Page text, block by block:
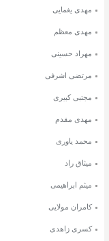
مهدی یغمایی
مهدی معظم
مهراد حسینی
مرتضی اشرفی
مجتبی کبیری
مهدی مقدم
محمد یاوری
میثاق راد
میثم ابراهیمی
کامران مولایی
کسری زاهدی